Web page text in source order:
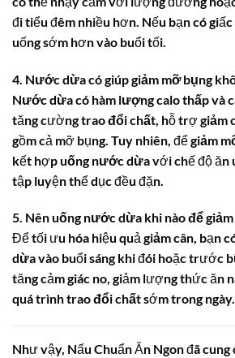
đi tiểu đêm nhiều hơn. Nếu bạn có giấc
uống sớm hơn vào buổi tối.
4. Nước dừa có giúp giảm mỡ bụng
Nước dừacó hàm lượng calo thấpvà
tăng cườngtrao đổi chất , hỗ trợ giảm
gồm cả mỡ bụng. Tuy nhiên, đểgiảm
kết hợpuống nước dừavới chế độ ăn
tập luyện thể dục đều đặn.
5. Nên uống nước dừa khi nào để
Để tối ưu hóa hiệu quả giảm cân, bạn
dừavào buổi sáng khi đói hoặc trước
tăng cảm giác no, giảm lượng thức ăn
quá trình trao đổi chấtsớm trong ngày.
Như vậy, Nấu Chuẩn Ăn Ngon đã